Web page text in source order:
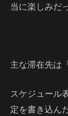
当に楽しみだ
主な滞在先は
スケジュール
定を書き込んだ